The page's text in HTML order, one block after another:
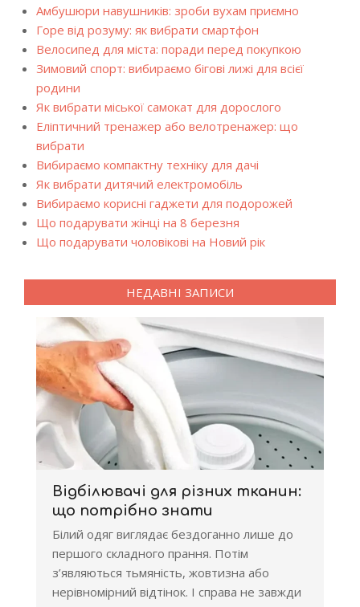
Амбушюри навушників: зроби вухам приємно
Горе від розуму: як вибрати смартфон
Велосипед для міста: поради перед покупкою
Зимовий спорт: вибираємо бігові лижі для всієї
родини
Як вибрати міської самокат для дорослого
Еліптичний тренажер або велотренажер: що
вибрати
Вибираємо компактну техніку для дачі
Як вибрати дитячий електромобіль
Вибираємо корисні гаджети для подорожей
Що подарувати жінці на 8 березня
Що подарувати чоловікові на Новий рік
НЕДАВНІ ЗАПИСИ
Відбілювачі для різних тканин:
що потрібно знати
Білий одяг виглядає бездоганно лише до
першого складного прання. Потім
з’являються тьмяність, жовтизна або
нерівномірний відтінок. І справа не завжди